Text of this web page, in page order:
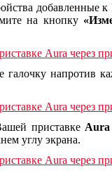
добавленные
на кнопку
галочку напротив
приставке Aura
углу экрана.